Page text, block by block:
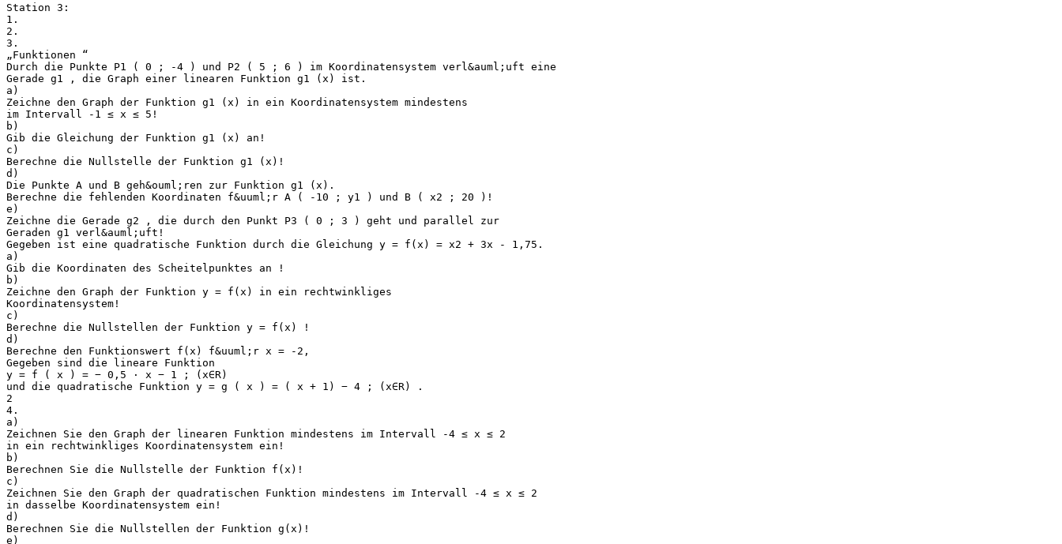
Station 3:
1.
2.
3.
„Funktionen “
Durch die Punkte P1 ( 0 ; -4 ) und P2 ( 5 ; 6 ) im Koordinatensystem verl&auml;uft eine
Gerade g1 , die Graph einer linearen Funktion g1 (x) ist.
a)
Zeichne den Graph der Funktion g1 (x) in ein Koordinatensystem mindestens
im Intervall -1 ≤ x ≤ 5!
b)
Gib die Gleichung der Funktion g1 (x) an!
c)
Berechne die Nullstelle der Funktion g1 (x)!
d)
Die Punkte A und B geh&ouml;ren zur Funktion g1 (x).
Berechne die fehlenden Koordinaten f&uuml;r A ( -10 ; y1 ) und B ( x2 ; 20 )!
e)
Zeichne die Gerade g2 , die durch den Punkt P3 ( 0 ; 3 ) geht und parallel zur
Geraden g1 verl&auml;uft!
Gegeben ist eine quadratische Funktion durch die Gleichung y = f(x) = x2 + 3x - 1,75.
a)
Gib die Koordinaten des Scheitelpunktes an !
b)
Zeichne den Graph der Funktion y = f(x) in ein rechtwinkliges
Koordinatensystem!
c)
Berechne die Nullstellen der Funktion y = f(x) !
d)
Berechne den Funktionswert f(x) f&uuml;r x = -2,
Gegeben sind die lineare Funktion
y = f ( x ) = − 0,5 ⋅ x − 1 ; (x∈R)
und die quadratische Funktion y = g ( x ) = ( x + 1) − 4 ; (x∈R) .
2
4.
a)
Zeichnen Sie den Graph der linearen Funktion mindestens im Intervall -4 ≤ x ≤ 2
in ein rechtwinkliges Koordinatensystem ein!
b)
Berechnen Sie die Nullstelle der Funktion f(x)!
c)
Zeichnen Sie den Graph der quadratischen Funktion mindestens im Intervall -4 ≤ x ≤ 2
in dasselbe Koordinatensystem ein!
d)
Berechnen Sie die Nullstellen der Funktion g(x)!
e)